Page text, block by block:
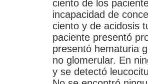
ciento de los
incapacidad de
ciento y de acidosis
paciente presentó
presentó hematuria
no glomerular. En
y se detectó